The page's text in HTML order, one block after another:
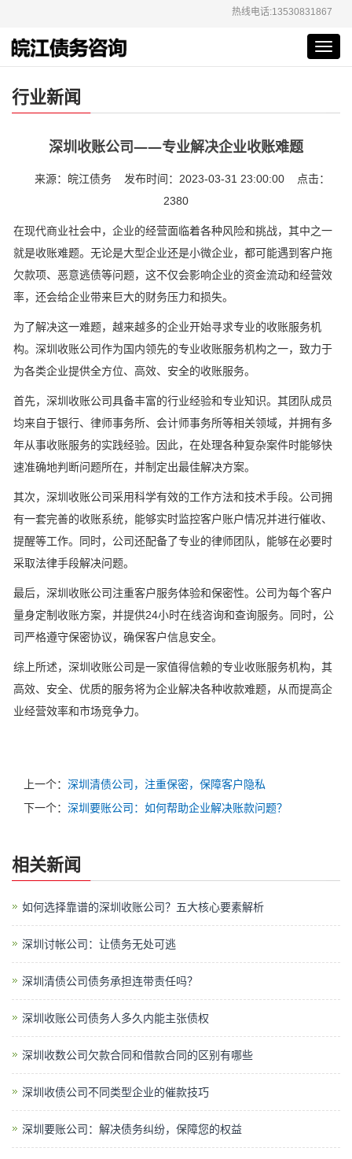
热线电话:13530831867
行业新闻
深圳收账公司——专业解决企业收账难题
来源：皖江债务 发布时间：2023-03-31 23:00:00 点击：
2380
在现代商业社会中，企业的经营面临着各种风险和挑战，其中之一
就是收账难题。无论是大型企业还是小微企业，都可能遇到客户拖
欠款项、恶意逃债等问题，这不仅会影响企业的资金流动和经营效
率，还会给企业带来巨大的财务压力和损失。
为了解决这一难题，越来越多的企业开始寻求专业的收账服务机
构。深圳收账公司作为国内领先的专业收账服务机构之一，致力于
为各类企业提供全方位、高效、安全的收账服务。
首先，深圳收账公司具备丰富的行业经验和专业知识。其团队成员
均来自于银行、律师事务所、会计师事务所等相关领域，并拥有多
年从事收账服务的实践经验。因此，在处理各种复杂案件时能够快
速准确地判断问题所在，并制定出最佳解决方案。
其次，深圳收账公司采用科学有效的工作方法和技术手段。公司拥
有一套完善的收账系统，能够实时监控客户账户情况并进行催收、
提醒等工作。同时，公司还配备了专业的律师团队，能够在必要时
采取法律手段解决问题。
最后，深圳收账公司注重客户服务体验和保密性。公司为每个客户
量身定制收账方案，并提供24小时在线咨询和查询服务。同时，公
司严格遵守保密协议，确保客户信息安全。
综上所述，深圳收账公司是一家值得信赖的专业收账服务机构，其
高效、安全、优质的服务将为企业解决各种收款难题，从而提高企
业经营效率和市场竞争力。
上一个： 深圳清债公司，注重保密，保障客户隐私
下一个： 深圳要账公司：如何帮助企业解决账款问题？
相关新闻
如何选择靠谱的深圳收账公司？五大核心要素解析
深圳讨帐公司：让债务无处可逃
深圳清债公司债务承担连带责任吗？
深圳收账公司债务人多久内能主张债权
深圳收数公司欠款合同和借款合同的区别有哪些
深圳收债公司不同类型企业的催款技巧
深圳要账公司：解决债务纠纷，保障您的权益